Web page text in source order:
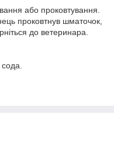
або проковтування.
проковтнув шматочок,
до ветеринара.